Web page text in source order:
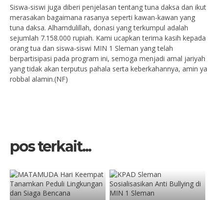
Siswa-siswi juga diberi penjelasan tentang tuna daksa dan ikut
merasakan bagaimana rasanya seperti kawan-kawan yang
tuna daksa. Alhamdulillah, donasi yang terkumpul adalah
sejumlah 7.158.000 rupiah. Kami ucapkan terima kasih kepada
orang tua dan siswa-siswi MIN 1 Sleman yang telah
berpartisipasi pada program ini, semoga menjadi amal jariyah
yang tidak akan terputus pahala serta keberkahannya, amin ya
robbal alamin.(NF)
pos terkait...